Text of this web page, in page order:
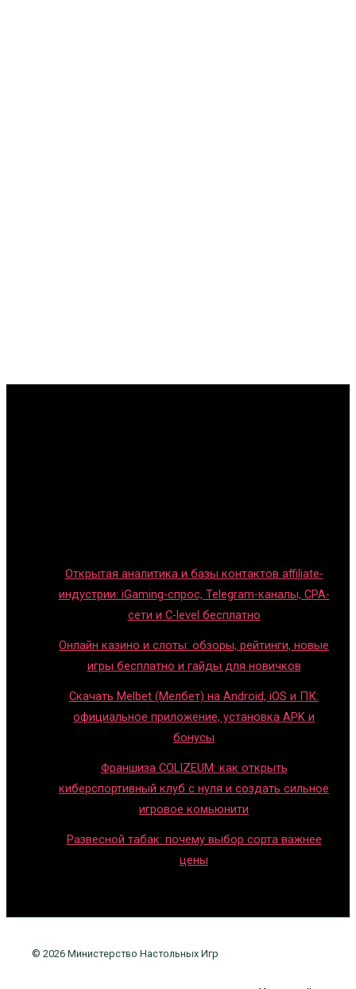
Открытая аналитика и базы контактов affiliate-
индустрии: iGaming-спрос, Telegram-каналы, CPA-
сети и C-level бесплатно
Онлайн казино и слоты: обзоры, рейтинги, новые
игры бесплатно и гайды для новичков
Скачать Melbet (Мелбет) на Android, iOS и ПК:
официальное приложение, установка APK и
бонусы
Франшиза COLIZEUM: как открыть
киберспортивный клуб с нуля и создать сильное
игровое комьюнити
Развесной табак: почему выбор сорта важнее
цены
© 2026 Министерство Настольных Игр